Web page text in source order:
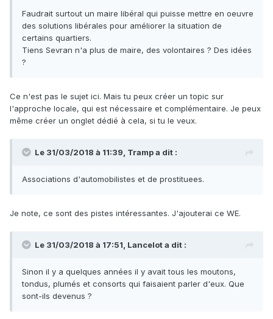
Faudrait surtout un maire libéral qui puisse mettre en oeuvre
des solutions libérales pour améliorer la situation de
certains quartiers.
Tiens Sevran n'a plus de maire, des volontaires ? Des idées
?
Ce n'est pas le sujet ici. Mais tu peux créer un topic sur
l'approche locale, qui est nécessaire et complémentaire. Je peux
même créer un onglet dédié à cela, si tu le veux.
Le 31/03/2018 à 11:39, Trampa dit :
Associations d'automobilistes et de prostituees.
Je note, ce sont des pistes intéressantes. J'ajouterai ce WE.
Le 31/03/2018 à 17:51, Lancelota dit :
Sinon il y a quelques années il y avait tous les moutons,
tondus, plumés et consorts qui faisaient parler d'eux. Que
sont-ils devenus ?